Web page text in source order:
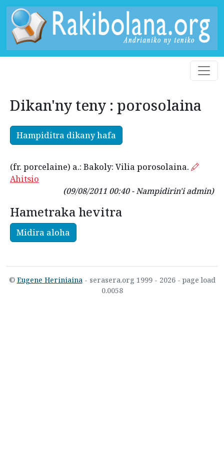
Dikan'ny teny : porosolaina
Hampiditra dikany hafa
(fr. porcelaine) a.: Bakoly: Vilia porosolaina.
Ahitsio
(09/08/2011 00:40 - Nampidirin'i admin)
Hametraka hevitra
Midira aloha
© Eugene Heriniaina- serasera.org 1999 - 2026 - page load
0.0058